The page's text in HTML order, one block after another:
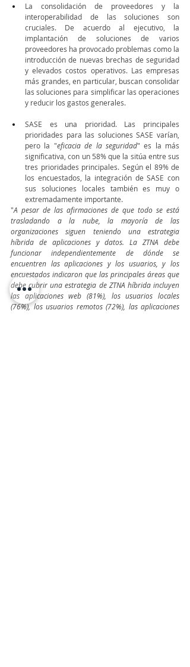
La consolidación de proveedores y la
interoperabilidad de las soluciones son
cruciales. De acuerdo al ejecutivo, la
implantación de soluciones de varios
proveedores ha provocado problemas como la
introducción de nuevas brechas de seguridad
y elevados costos operativos. Las empresas
más grandes, en particular, buscan consolidar
las soluciones para simplificar las operaciones
y reducir los gastos generales.
SASE es una prioridad. Las principales
prioridades para las soluciones SASE varían,
pero la "eficacia de la seguridad" es la más
significativa, con un 58% que la sitúa entre sus
tres prioridades principales. Según el 89% de
los encuestados, la integración de SASE con
sus soluciones locales también es muy o
extremadamente importante.
"A pesar de las afirmaciones de que todo se está
trasladando a la nube, la mayoría de las
organizaciones siguen teniendo una estrategia
híbrida de aplicaciones y datos. La ZTNA debe
funcionar independientemente de dónde se
encuentren las aplicaciones y los usuarios, y los
encuestados indicaron que las principales áreas que
debe cubrir una estrategia de ZTNA híbrida incluyen
las aplicaciones web (81%), los usuarios locales
(76%), los usuarios remotos (72%), las aplicaciones